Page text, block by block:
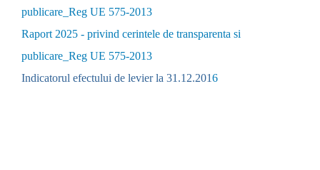
publicare_Reg UE 575-2013
Raport 2025 - privind cerintele de transparenta si
publicare_Reg UE 575-2013
Indicatorul efectului de levier la 31.12.2016